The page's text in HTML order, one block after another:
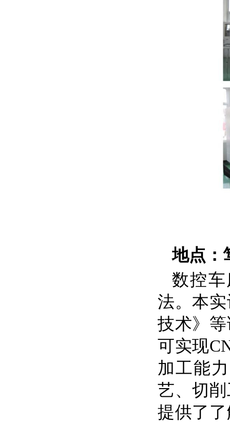
地点：
数控
法。本
技术》
可实现
加工能
艺、切
提供了